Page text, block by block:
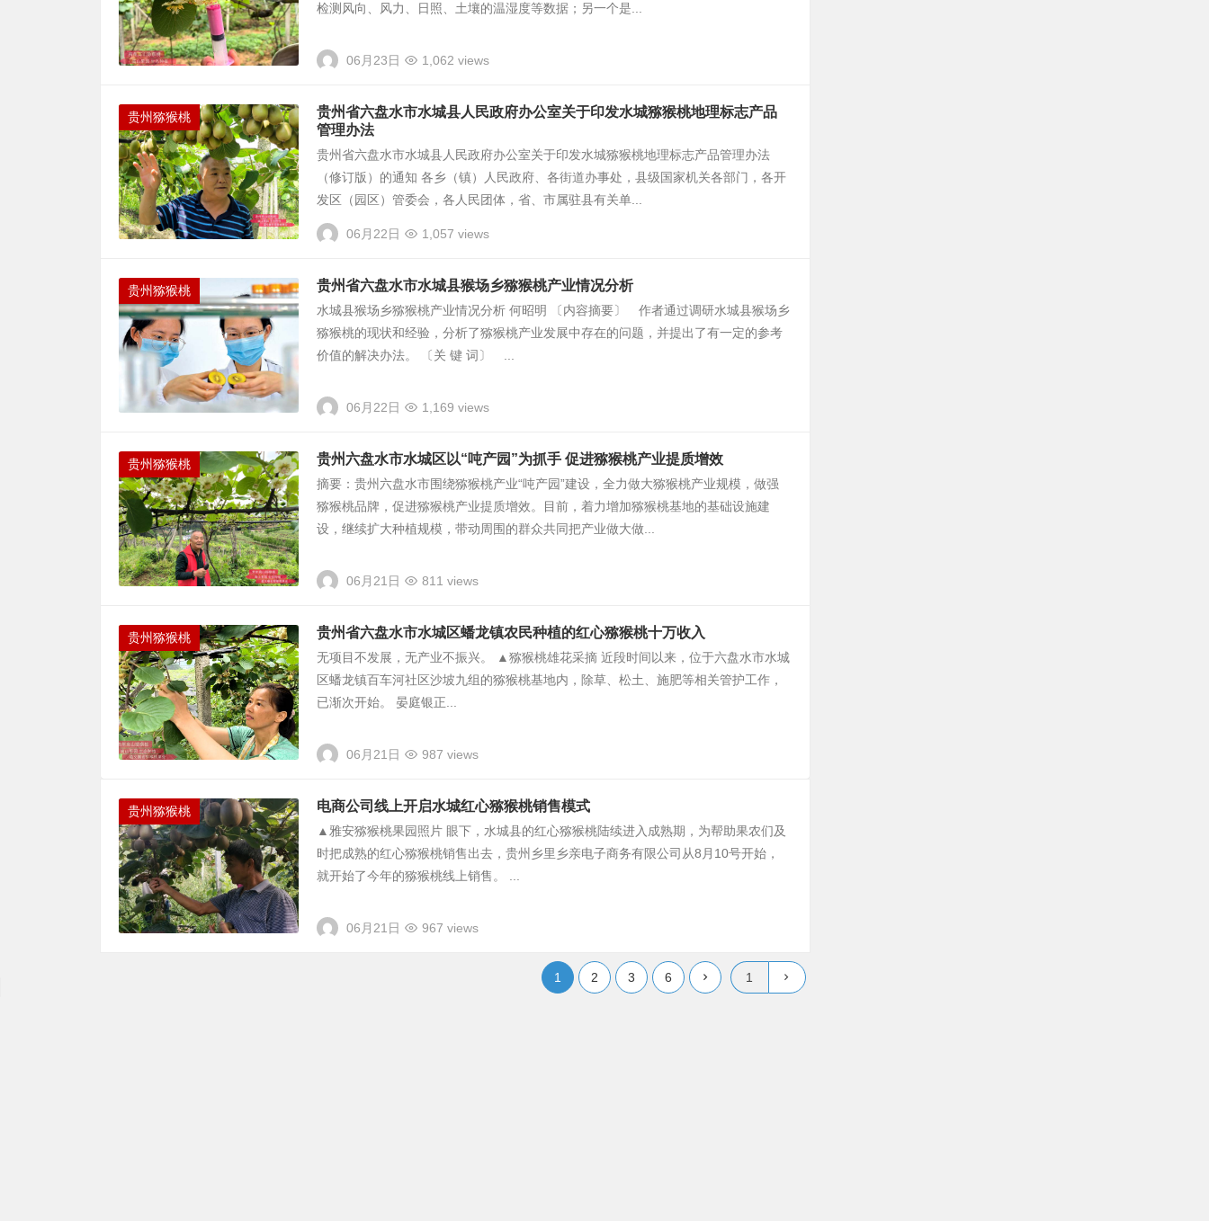
检测风向、风力、日照、土壤的温湿度等数据；另一个是...
06月23日 1,062 views
贵州猕猴桃
贵州省六盘水市水城县人民政府办公室关于印发水城猕猴桃地理标志产品
管理办法
贵州省六盘水市水城县人民政府办公室关于印发水城猕猴桃地理标志产品管理办法
（修订版）的通知 各乡（镇）人民政府、各街道办事处，县级国家机关各部门，各开
发区（园区）管委会，各人民团体，省、市属驻县有关单...
06月22日 1,057 views
贵州猕猴桃 贵州省六盘水市水城县猴场乡猕猴桃产业情况分析
水城县猴场乡猕猴桃产业情况分析 何昭明 〔内容摘要〕 作者通过调研水城县猴场乡
猕猴桃的现状和经验，分析了猕猴桃产业发展中存在的问题，并提出了有一定的参考
价值的解决办法。 〔关 键 词〕 ...
06月22日 1,169 views
贵州猕猴桃 贵州六盘水市水城区以“吨产园”为抓手 促进猕猴桃产业提质增效
摘要：贵州六盘水市围绕猕猴桃产业“吨产园”建设，全力做大猕猴桃产业规模，做强
猕猴桃品牌，促进猕猴桃产业提质增效。目前，着力增加猕猴桃基地的基础设施建
设，继续扩大种植规模，带动周围的群众共同把产业做大做...
06月21日 811 views
贵州猕猴桃 贵州省六盘水市水城区蟠龙镇农民种植的红心猕猴桃十万收入
无项目不发展，无产业不振兴。 ▲猕猴桃雄花采摘 近段时间以来，位于六盘水市水城
区蟠龙镇百车河社区沙坡九组的猕猴桃基地内，除草、松土、施肥等相关管护工作，
已渐次开始。 晏庭银正...
06月21日 987 views
贵州猕猴桃 电商公司线上开启水城红心猕猴桃销售模式
▲雅安猕猴桃果园照片 眼下，水城县的红心猕猴桃陆续进入成熟期，为帮助果农们及
时把成熟的红心猕猴桃销售出去，贵州乡里乡亲电子商务有限公司从8月10号开始，
就开始了今年的猕猴桃线上销售。 ...
06月21日 967 views
1 2 3 6